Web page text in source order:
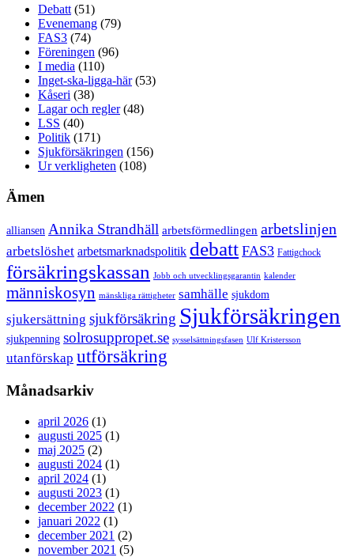
Debatt (51)
Evenemang (79)
FAS3 (74)
Föreningen (96)
I media (110)
Inget-ska-ligga-här(53)
Kåseri (38)
Lagar och regler(48)
LSS (40)
Politik (171)
Sjukförsäkringen (156)
Ur verkligheten (108)
Ämen
alliansen Annika Strandhäll arbetsförmedlingen arbetslinjen
arbetslöshet arbetsmarknadspolitik debatt FAS3 Fattigchock
försäkringskassan Jobb och utvecklingsgarantin kalender
människosyn mänskliga rättigheter samhälle sjukdom
sjukersättning sjukförsäkring Sjukförsäkringen
sjukpenning solrosuppropet.se sysselsättningsfasen Ulf Kristersson
utanförskap utförsäkring
Månadsarkiv
april 2026 (1)
augusti 2025 (1)
maj 2025 (2)
augusti 2024 (1)
april 2024 (1)
augusti 2023 (1)
december 2022 (1)
januari 2022 (1)
december 2021 (2)
november 2021 (5)